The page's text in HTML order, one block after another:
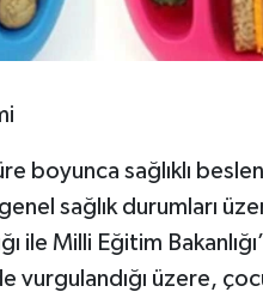
boyunca sağlıklı
sağlık durumları
ile Milli Eğitim
vurgulandığı üzere,